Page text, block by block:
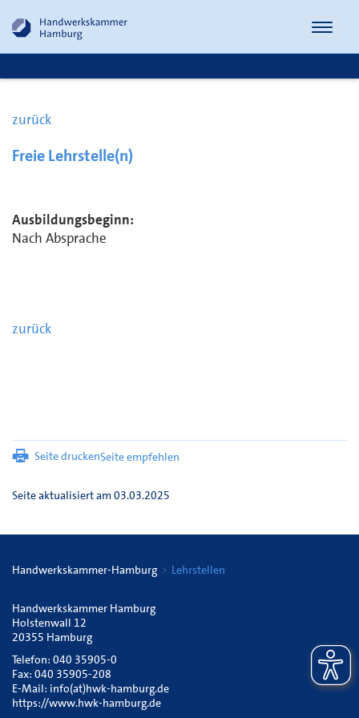
zurück
Freie Lehrstelle(n)
Ausbildungsbeginn:
Nach Absprache
zurück
Seite druckenSeite empfehlen
Seite aktualisiert am 03.03.2025
Handwerkskammer-Hamburg Lehrstellen
Handwerkskammer Hamburg
Holstenwall 12
20355 Hamburg
Telefon: 040 35905-0
Fax: 040 35905-208
E-Mail: info(at)hwk-hamburg.de
https://www.hwk-hamburg.de